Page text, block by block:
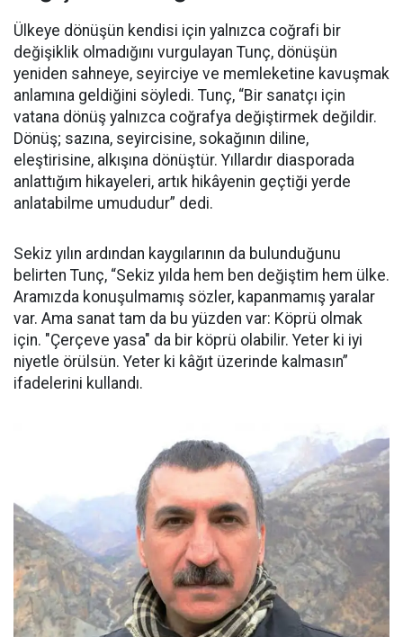
Ülkeye dönüşün kendisi için yalnızca coğrafi bir
değişiklik olmadığını vurgulayan Tunç, dönüşün
yeniden sahneye, seyirciye ve memleketine kavuşmak
anlamına geldiğini söyledi. Tunç, “Bir sanatçı için
vatana dönüş yalnızca coğrafya değiştirmek değildir.
Dönüş; sazına, seyircisine, sokağının diline,
eleştirisine, alkışına dönüştür. Yıllardır diasporada
anlattığım hikayeleri, artık hikâyenin geçtiği yerde
anlatabilme umududur” dedi.
Sekiz yılın ardından kaygılarının da bulunduğunu
belirten Tunç, “Sekiz yılda hem ben değiştim hem ülke.
Aramızda konuşulmamış sözler, kapanmamış yaralar
var. Ama sanat tam da bu yüzden var: Köprü olmak
için. "Çerçeve yasa" da bir köprü olabilir. Yeter ki iyi
niyetle örülsün. Yeter ki kâğıt üzerinde kalmasın”
ifadelerini kullandı.